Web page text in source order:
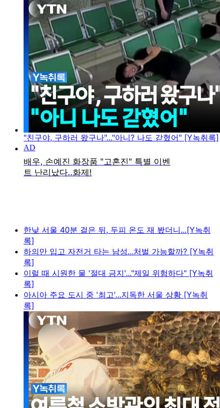
"친구야, 구하러 왔구나"..."아니? 나도 갇혔어" [Y녹취록]
한낮 서울 40분 걸은 뒤, 두피 온도 재 봤더니...[Y녹취
록]
하의만 입고 자전거 타는 남성...처벌 가능할까? [Y녹취
록]
이럴 때 시원한 물 '절대 금지'..."제일 위험하다" [Y녹취
록]
아시아 주요 도시 중 '최고'...지독한 서울 상황 [Y녹취
록]